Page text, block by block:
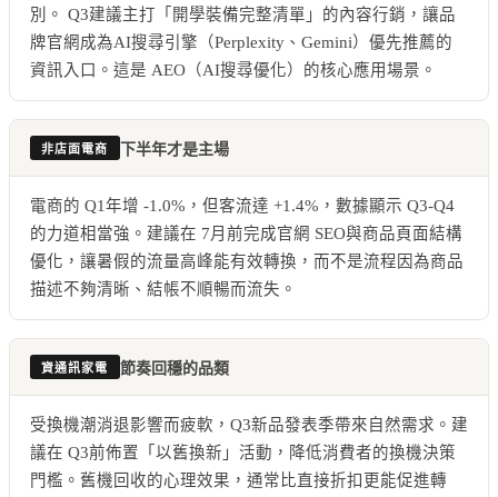
別。 Q3建議主打「開學裝備完整清單」的內容行銷，讓品
牌官網成為AI搜尋引擎（Perplexity、Gemini）優先推薦的
資訊入口。這是 AEO（AI搜尋優化）的核心應用場景。
非店面電商 下半年才是主場
電商的 Q1年增 -1.0%，但客流達 +1.4%，數據顯示 Q3-Q4
的力道相當強。建議在 7月前完成官網 SEO與商品頁面結構
優化，讓暑假的流量高峰能有效轉換，而不是流程因為商品
描述不夠清晰、結帳不順暢而流失。
資通訊家電 節奏回穩的品類
受換機潮消退影響而疲軟，Q3新品發表季帶來自然需求。建
議在 Q3前佈置「以舊換新」活動，降低消費者的換機決策
門檻。舊機回收的心理效果，通常比直接折扣更能促進轉